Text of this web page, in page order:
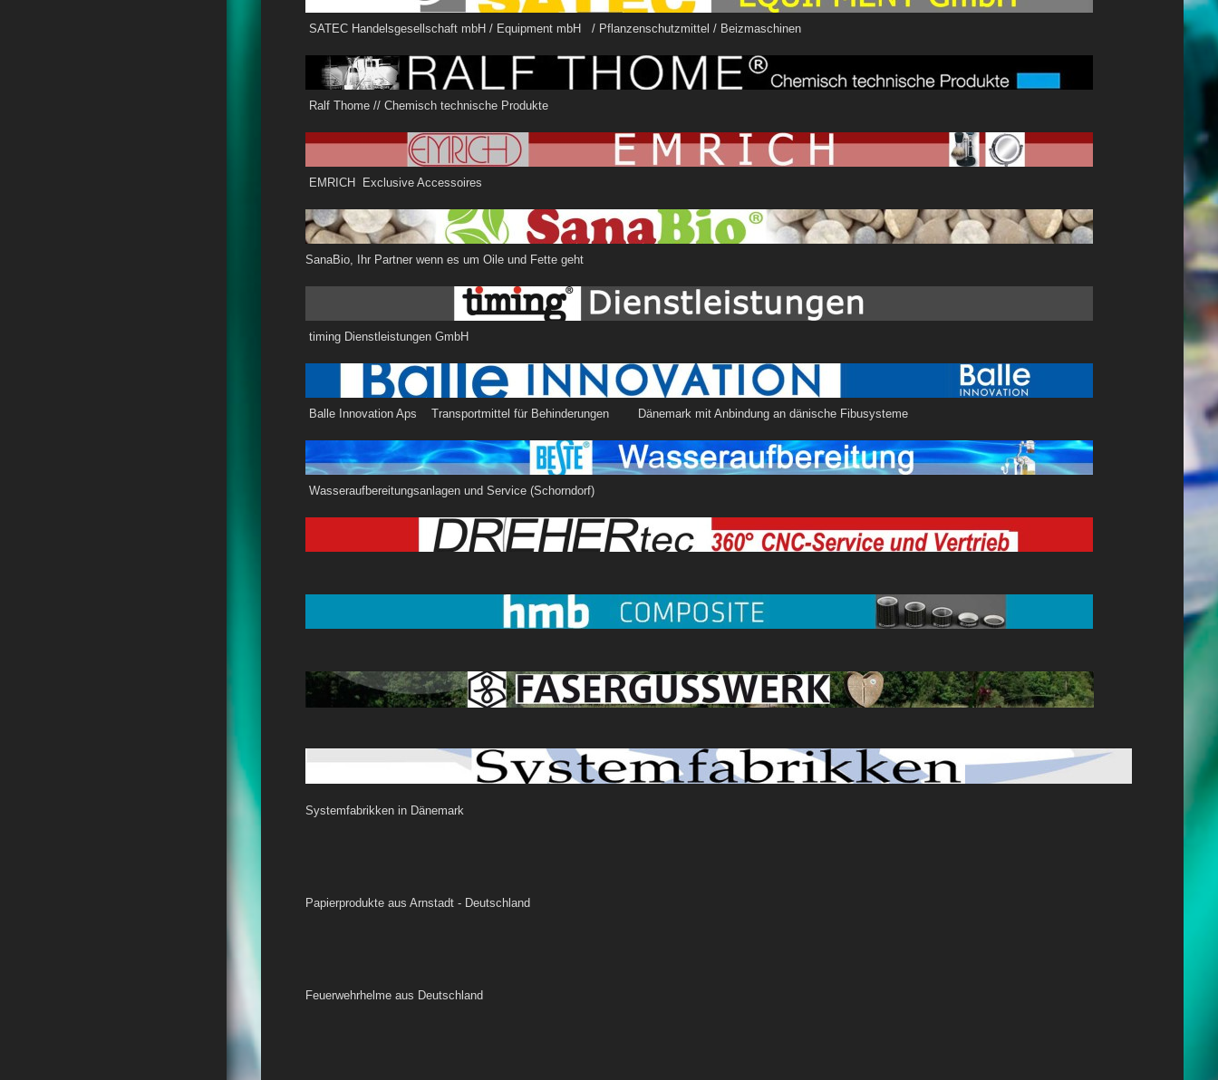
SATEC Handelsgesellschaft mbH / Equipment mbH / Pflanzenschutzmittel / Beizmaschinen
Ralf Thome // Chemisch technische Produkte
EMRICH Exclusive Accessoires
SanaBio, Ihr Partner wenn es um Oile und Fette geht
timing Dienstleistungen GmbH
Balle Innovation Aps Transportmittel für Behinderungen Dänemark mit Anbindung an dänische Fibusysteme
Wasseraufbereitungsanlagen und Service (Schorndorf)
Systemfabrikken in Dänemark
Papierprodukte aus Arnstadt - Deutschland
Feuerwehrhelme aus Deutschland